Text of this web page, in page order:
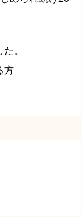
。
方